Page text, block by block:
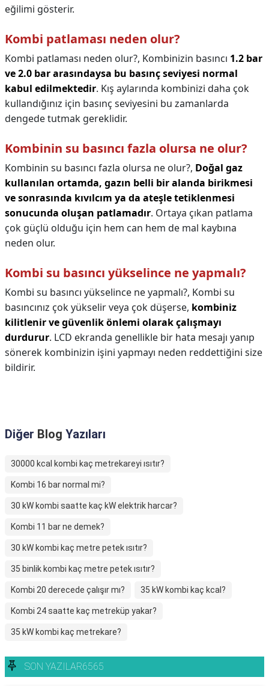
eğilimi gösterir.
Kombi patlaması neden olur?
Kombi patlaması neden olur?, Kombinizin basıncı 1.2 bar
ve 2.0 bar arasındaysa bu basınç seviyesi normal
kabul edilmektedir. Kış aylarında kombinizi daha çok
kullandığınız için basınç seviyesini bu zamanlarda
dengede tutmak gereklidir.
Kombinin su basıncı fazla olursa ne olur?
Kombinin su basıncı fazla olursa ne olur?, Doğal gaz
kullanılan ortamda, gazın belli bir alanda birikmesi
ve sonrasında kıvılcım ya da ateşle tetiklenmesi
sonucunda oluşan patlamadır. Ortaya çıkan patlama
çok güçlü olduğu için hem can hem de mal kaybına
neden olur.
Kombi su basıncı yükselince ne yapmalı?
Kombi su basıncı yükselince ne yapmalı?, Kombi su
basıncınız çok yükselir veya çok düşerse, kombiniz
kilitlenir ve güvenlik önlemi olarak çalışmayı
durdurur. LCD ekranda genellikle bir hata mesajı yanıp
sönerek kombinizin işini yapmayı neden reddettiğini size
bildirir.
Diğer Blog Yazıları
30000 kcal kombi kaç metrekareyi ısıtır?
Kombi 16 bar normal mi?
30 kW kombi saatte kaç kW elektrik harcar?
Kombi 11 bar ne demek?
30 kW kombi kaç metre petek ısıtır?
35 binlik kombi kaç metre petek ısıtır?
Kombi 20 derecede çalışır mı? 35 kW kombi kaç kcal?
Kombi 24 saatte kaç metreküp yakar?
35 kW kombi kaç metrekare?
SON YAZILAR6565